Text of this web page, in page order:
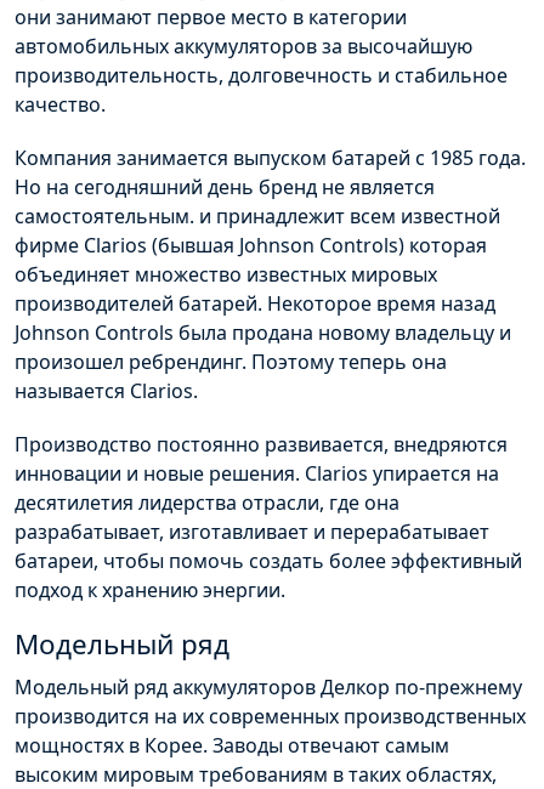
они занимают первое место в категории
автомобильных аккумуляторов за высочайшую
производительность, долговечность и стабильное
качество.
Компания занимается выпуском батарей с 1985 года.
Но на сегодняшний день бренд не является
самостоятельным. и принадлежит всем известной
фирме Clarios (бывшая Johnson Controls) которая
объединяет множество известных мировых
производителей батарей. Некоторое время назад
Johnson Controls была продана новому владельцу и
произошел ребрендинг. Поэтому теперь она
называется Clarios.
Производство постоянно развивается, внедряются
инновации и новые решения. Clarios упирается на
десятилетия лидерства отрасли, где она
разрабатывает, изготавливает и перерабатывает
батареи, чтобы помочь создать более эффективный
подход к хранению энергии.
Модельный ряд
Модельный ряд аккумуляторов Делкор по-прежнему
производится на их современных производственных
мощностях в Корее. Заводы отвечают самым
высоким мировым требованиям в таких областях,